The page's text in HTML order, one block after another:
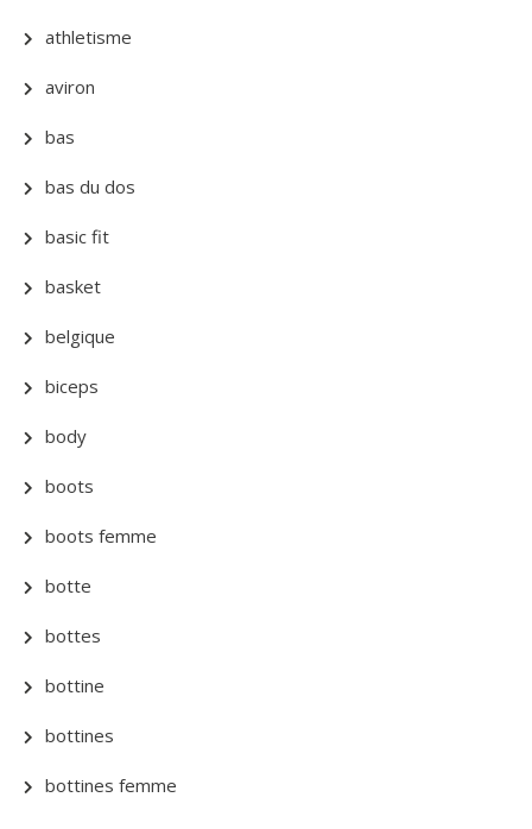
athletisme
aviron
bas
bas du dos
basic fit
basket
belgique
biceps
body
boots
boots femme
botte
bottes
bottine
bottines
bottines femme